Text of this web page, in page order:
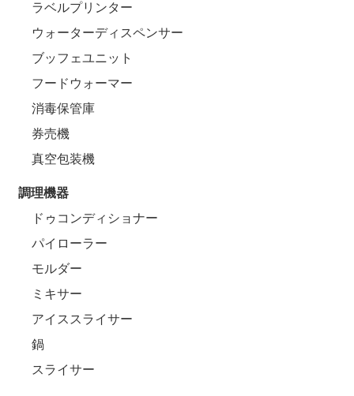
ラベルプリンター
ウォーターディスペンサー
ブッフェユニット
フードウォーマー
消毒保管庫
券売機
真空包装機
調理機器
ドゥコンディショナー
パイローラー
モルダー
ミキサー
アイススライサー
鍋
スライサー